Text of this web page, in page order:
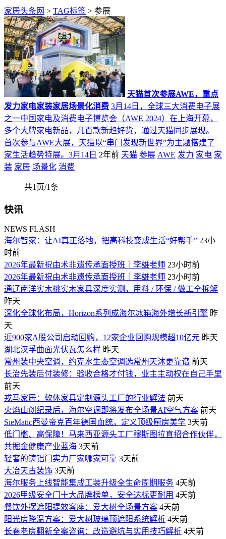
家居头条网 > TAG标签 > 参展
天猫首次参展AWE，重点
发力家电家装家居场景化消费 3月14日，全球三大消费电子展
之一中国家电及消费电子博览会（AWE 2024）在上海开幕，
多个大牌家电新品，几百款新趋好货，通过天猫同步展现。
首次参与AWE大展，天猫以“串门发现新世界”为主题搭建了
家生活趋势特展。3月14日 2年前 天猫 参展 AWE 发力 家电 家
装 家居 场景化 消费
共1页/1条
快讯
NEWS FLASH
海尔智家：让AI真正落地，把高科技变成生活“好帮手” 23小
时前
2026年最新祝由术非遗传承面授班｜李雄老师 23小时前
2026年最新祝由术非遗传承面授班｜李雄老师 23小时前
通辽南洋实木桃实木家具深度实测，用料 / 环保 / 做工全拆解
昨天
深化全球化布局，Horizon系列成海尔冰箱海外增长新引擎 昨
天
近900家A股公司启动回购，12家企业回购规模超10亿元 昨天
湖北汉孚曲面光伏瓦怎么样 昨天
常州装中央空调，约克水生态空调选常州天沐更靠谱 前天
长治先装后付装修：验收合格才付钱，业主主动权在自己手里
前天
戎马家居：软体家具定制源头工厂的行业解法 前天
火焰山创纪录后，海尔空调即将发布全场景AI空气方案 前天
SieMatic西曼帝克百年德国血统，定义顶级厨房美学 3天前
低门槛、高保障！马来西亚源头工厂穆斯图拉直招合作伙伴，
共掘金健康产业蓝海 3天前
轻奢的铸铝门实力厂家哪家可靠 3天前
大冶天古装饰 3天前
海尔服务上线智能集成工装升级全生命周期服务 4天前
2026甲级安全门十大品牌榜单，安全达标更耐用 4天前
餐饮外摆遮阳提效客座：爱大树全场景方案 4天前
阳光房降温方案：爱大树玻璃顶遮阳系统解析 4天前
长春老房翻新全案咨询：改造避坑与实用技巧解析 4天前